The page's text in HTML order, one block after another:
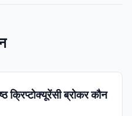
क्रिप्टोक्यूरेंसी ब्रोकर कौन